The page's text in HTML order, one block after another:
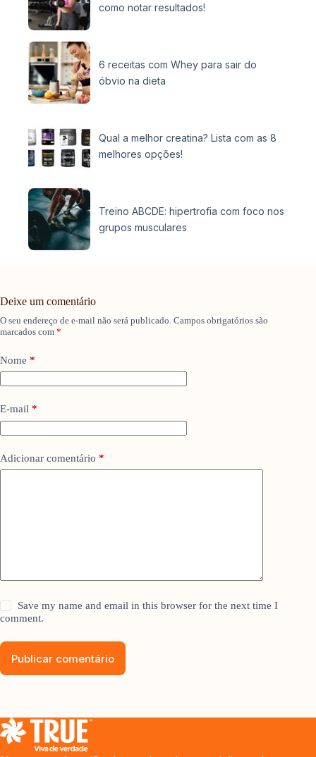
como notar resultados!
6 receitas com Whey para sair do
óbvio na dieta
Qual a melhor creatina? Lista com as 8
melhores opções!
Treino ABCDE: hipertrofia com foco nos
grupos musculares
Deixe um comentário
O seu endereço de e-mail não será publicado. Campos obrigatórios são
marcados com *
Nome *
E-mail *
Adicionar comentário *
Save my name and email in this browser for the next time I
comment.
Publicar comentário